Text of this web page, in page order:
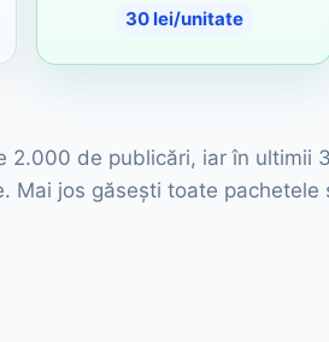
30 lei/unitate
2.000 de publicări, iar în ultimii
Mai jos găsești toate